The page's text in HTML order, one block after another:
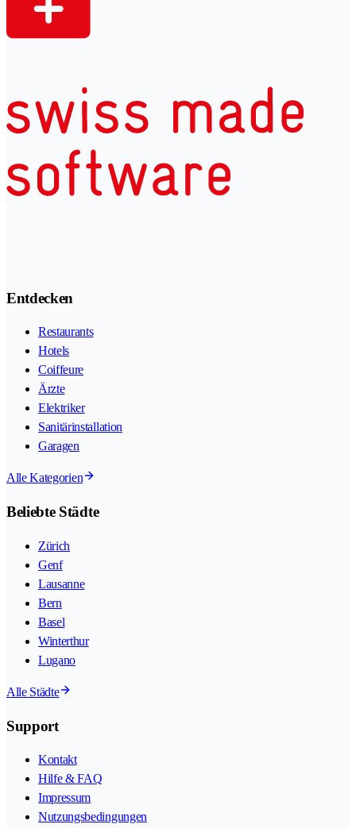
Entdecken
Restaurants
Hotels
Coiffeure
Ärzte
Elektriker
Sanitärinstallation
Garagen
Alle Kategorien
Beliebte Städte
Zürich
Genf
Lausanne
Bern
Basel
Winterthur
Lugano
Alle Städte
Support
Kontakt
Hilfe & FAQ
Impressum
Nutzungsbedingungen